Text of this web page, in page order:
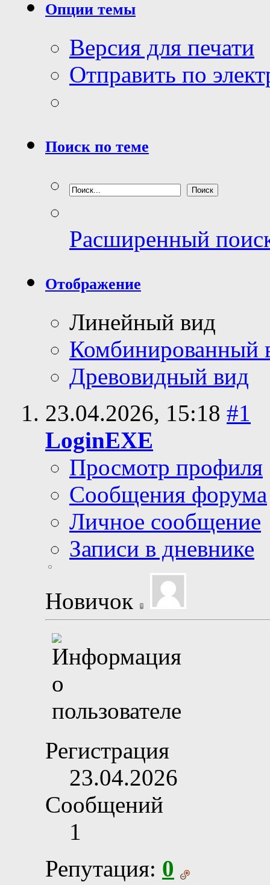
Опции темы
Версия для печати
Отправить по
Поиск по теме
Расширенный
Отображение
Линейный вид
Комбинированный
Древовидный вид
23.04.2026, 15:18 #1
LoginEXE
Просмотр профиля
Сообщения форума
Личное сообщение
Записи в дневнике
Новичок
Регистрация
23.04.2026
Сообщений
1
Репутация: 0